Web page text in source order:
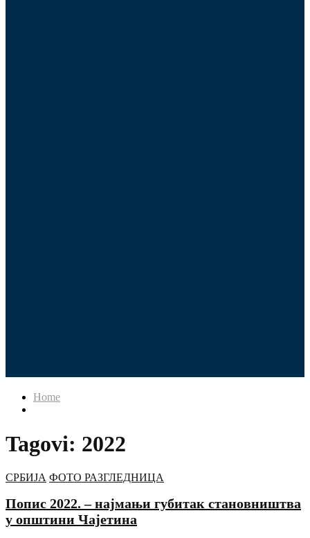
Home
Tagovi: 2022
СРБИЈА ФОТО РАЗГЛЕДНИЦА
Попис 2022. – најмањи губитак становништва
у општини Чајетина